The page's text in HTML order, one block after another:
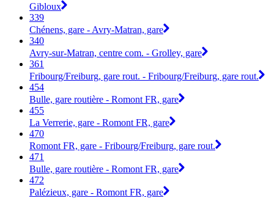
Gibloux
339
Chénens, gare - Avry-Matran, gare
340
Avry-sur-Matran, centre com. - Grolley, gare
361
Fribourg/Freiburg, gare rout. - Fribourg/Freiburg, gare rout.
454
Bulle, gare routière - Romont FR, gare
455
La Verrerie, gare - Romont FR, gare
470
Romont FR, gare - Fribourg/Freiburg, gare rout.
471
Bulle, gare routière - Romont FR, gare
472
Palézieux, gare - Romont FR, gare